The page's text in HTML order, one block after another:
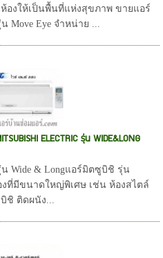
องให้เป็นพื้นที่แห่งสุขภาพ ขายแอร์
Move Eye จำหน่าย ...
ELECTRIC รุ่น WIDE&LONG
Wide & Longแอร์มิตซูบิชิ รุ่น
งที่มีขนาดใหญ่พิเศษ เช่น ห้องสไตล์
ชิ ติดผนัง...